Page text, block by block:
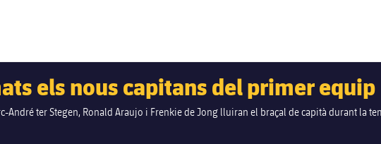
els nous capitans del primer equip
André ter Stegen, Ronald Araujo i Frenkie de Jong lluiran el braçal de capità durant la